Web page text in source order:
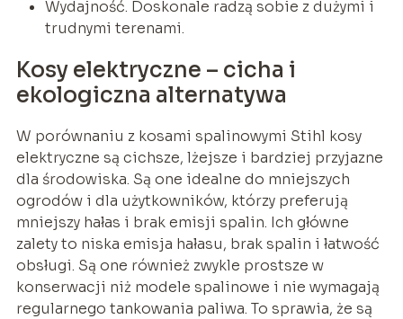
Wydajność. Doskonale radzą sobie z dużymi i
trudnymi terenami.
Kosy elektryczne – cicha i
ekologiczna alternatywa
W porównaniu z kosami spalinowymi Stihl kosy
elektryczne są cichsze, lżejsze i bardziej przyjazne
dla środowiska. Są one idealne do mniejszych
ogrodów i dla użytkowników, którzy preferują
mniejszy hałas i brak emisji spalin. Ich główne
zalety to niska emisja hałasu, brak spalin i łatwość
obsługi. Są one również zwykle prostsze w
konserwacji niż modele spalinowe i nie wymagają
regularnego tankowania paliwa. To sprawia, że są